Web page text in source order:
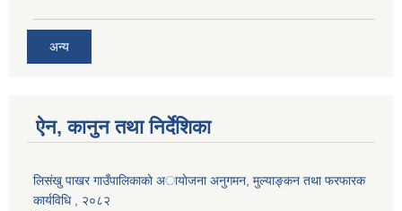
अन्य
ऐन, कानुन तथा निर्देशिका
लिसंखु पाखर गाउँपालिकाकाे अायाेजना अनुगमन, मुल्याङ्कन तथा फरफारक
कार्यविधि , २०८२